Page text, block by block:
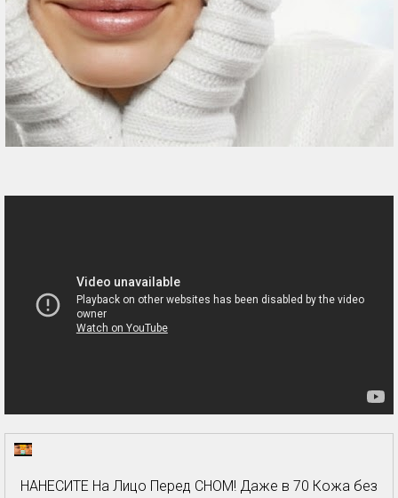
НАНЕСИТЕ На Лицо Перед СНОМ! Даже в 70 Кожа без